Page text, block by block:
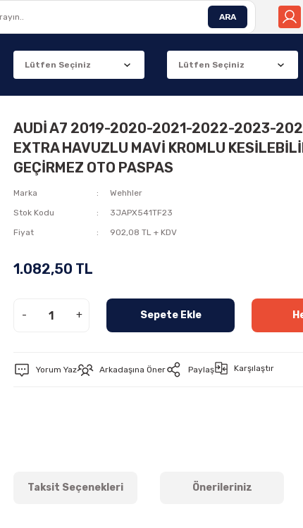
ARA
AUDİ A7 2019-2020-2021-2022-2023-
EXTRA HAVUZLU MAVİ KROMLU
GEÇİRMEZ OTO PASPAS
Marka
Wehhler
Stok Kodu
3JAPX541TF23
Fiyat
902,08 TL + KDV
1.082,50 TL
- + Sepete Ekle
Yorum Yaz Arkadaşına Öner Paylaş Karşılaştır
Taksit Seçenekleri Önerileriniz